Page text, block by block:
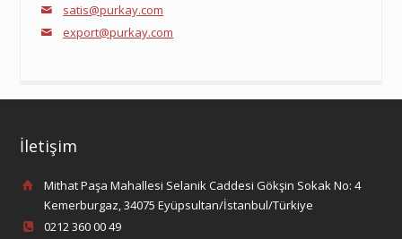
satis@purkay.com
export@purkay.com
İletişim
Mithat Paşa Mahallesi Selanik Caddesi Gökşin Sokak No: 4
Kemerburgaz, 34075 Eyüpsultan/İstanbul/Türkiye
0212 360 00 49